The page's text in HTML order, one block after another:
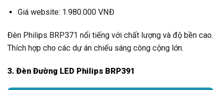
Giá website: 1.980.000 VNĐ
Đèn Philips BRP371 nổi tiếng với chất lượng và độ bền cao.
Thích hợp cho các dự án chiếu sáng công cộng lớn.
3. Đèn Đường LED Philips BRP391